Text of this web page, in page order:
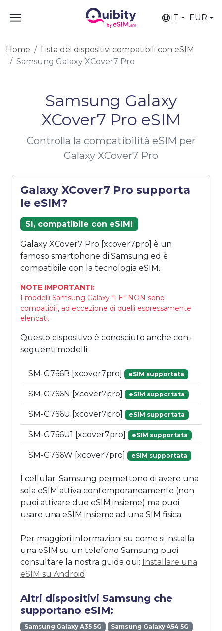
IT EUR
Home
Lista dei dispositivi compatibili con eSIM
Samsung Galaxy XCover7 Pro
Samsung Galaxy
XCover7 Pro eSIM
Controlla la compatibilità eSIM per
Galaxy XCover7 Pro
Galaxy XCover7 Pro supporta
le eSIM?
Sì, compatibile con eSIM!
Galaxy XCover7 Pro [xcover7pro] è un
famoso smartphone di Samsung ed è
compatibile con la tecnologia eSIM.
NOTE IMPORTANTI:
I modelli Samsung Galaxy "FE" NON sono
compatibili, ad eccezione di quelli espressamente
elencati.
Questo dispositivo è conosciuto anche con i
seguenti modelli:
SM-G766B [xcover7pro] eSIM supportata
SM-G766N [xcover7pro] eSIM supportata
SM-G766U [xcover7pro] eSIM supportata
SM-G766U1 [xcover7pro] eSIM supportata
SM-G766W [xcover7pro] eSIM supportata
I cellulari Samsung permettono di avere una
sola eSIM attiva contemporaneamente (non
puoi attivare due eSIM insieme) ma puoi
usare una eSIM insieme ad una SIM fisica.
Per maggiori informazioni su come si installa
una eSIM su un telefono Samsung puoi
consultare la nostra guida qui: Installare una
eSIM su Android
Altri dispositivi Samsung che
supportano eSIM:
Samsung Galaxy A35 5G
Samsung Galaxy A54 5G